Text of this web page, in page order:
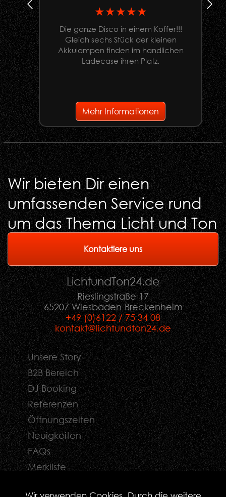
★★★★★
Die ganze Disco in einem Koffer!!!
Gleich sechs Stück der kleinen
Akkulampen finden im handlichen
Ladecase ihren Platz.
Mehr Informationen
Wir bieten Dir einen
umfassenden Service rund
um das Thema Licht und Ton
Kontaktiere uns
LichtundTon24.de
Rieslingstraße 17
65207 Wiesbaden-Breckenheim
+49 (0)6122 / 75 34 08
kontakt@lichtundton24.de
Unsere Story
B2B Bereich
DJ Booking
Referenzen
Öffnungszeiten
Neuigkeiten
FAQs
Merkliste